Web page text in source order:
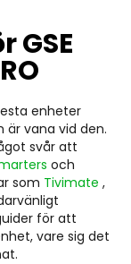
GSE
enheter
är vana vid den.
svår att
och
som Tivimate ,
för att
vare sig det